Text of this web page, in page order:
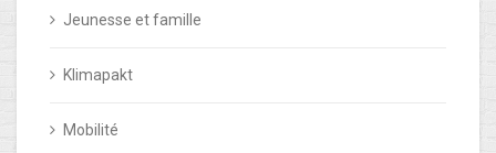
Jeunesse et famille
Klimapakt
Mobilité